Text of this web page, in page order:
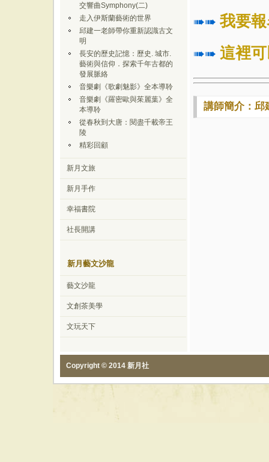
交響曲Symphony(二)
走入伊斯蘭藝術的世界
邱建一老師帶你重新認識古文
明
長安的歷史記憶：歷史. 城市.
藝術與信仰．探索千年古都的
發展脈絡
音樂劇《歌劇魅影》全本導聆
音樂劇《羅密歐與茱麗葉》全
本導聆
從春秋到大唐：閱盡千載帝王
陵
精彩回顧
新月文旅
新月手作
幸福書院
社長開講
新月藝文沙龍
藝文沙龍
文創茶美學
文玩天下
➠➠ 我要
➠➠ 這裡
講師簡介：邱
Copyright © 2014 新月社